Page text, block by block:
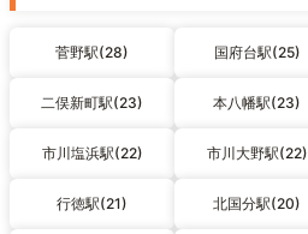
菅野駅(28) 国府台駅(25)
二俣新町駅(23) 本八幡駅(23)
市川塩浜駅(22) 市川大野駅(22)
行徳駅(21) 北国分駅(20)